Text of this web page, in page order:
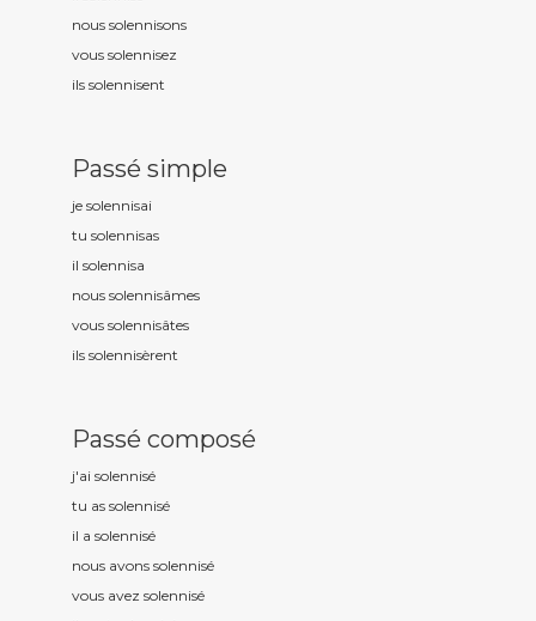
nous solennisons
vous solennisez
ils solennisent
Passé simple
je solennisai
tu solennisas
il solennisa
nous solennisâmes
vous solennisâtes
ils solennisèrent
Passé composé
j'ai solennisé
tu as solennisé
il a solennisé
nous avons solennisé
vous avez solennisé